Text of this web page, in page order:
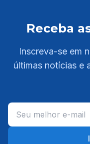
Receba
Inscreva-se em
últimas notícias e